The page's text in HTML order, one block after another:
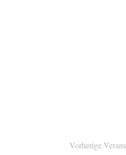
Vorherige